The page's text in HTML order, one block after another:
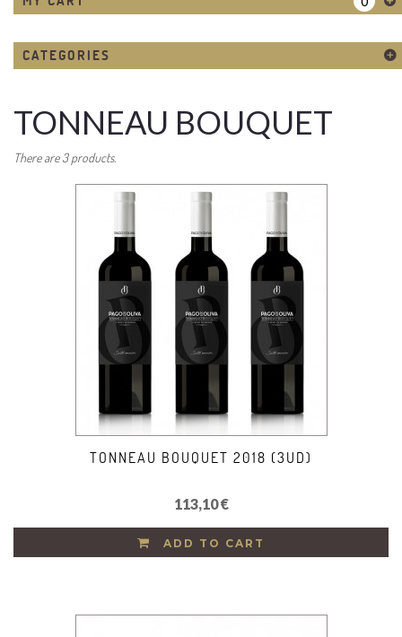
CATEGORIES
TONNEAU BOUQUET
There are 3 products.
TONNEAU BOUQUET 2018 (3UD)
113,10 €
ADD TO CART